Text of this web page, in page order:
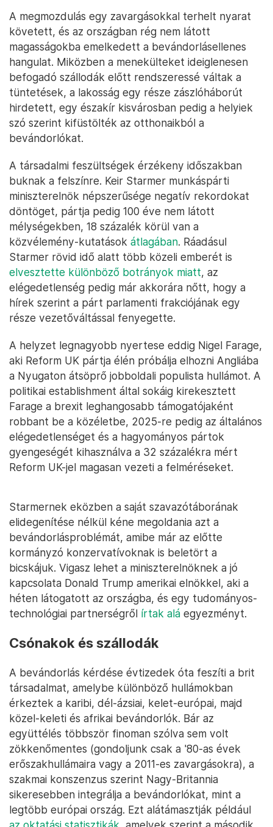
A megmozdulás egy zavargásokkal terhelt nyarat
követett, és az országban rég nem látott
magasságokba emelkedett a bevándorlásellenes
hangulat. Miközben a menekülteket ideiglenesen
befogadó szállodák előtt rendszeressé váltak a
tüntetések, a lakosság egy része zászlóháborút
hirdetett, egy északír kisvárosban pedig a helyiek
szó szerint kifüstölték az otthonaikból a
bevándorlókat.
A társadalmi feszültségek érzékeny időszakban
buknak a felszínre. Keir Starmer munkáspárti
miniszterelnök népszerűsége negatív rekordokat
döntöget, pártja pedig 100 éve nem látott
mélységekben, 18 százalék körül van a
közvélemény-kutatások átlagában. Ráadásul
Starmer rövid idő alatt több közeli emberét is
elvesztette különböző botrányok miatt, az
elégedetlenség pedig már akkorára nőtt, hogy a
hírek szerint a párt parlamenti frakciójának egy
része vezetőváltással fenyegette.
A helyzet legnagyobb nyertese eddig Nigel Farage,
aki Reform UK pártja élén próbálja elhozni Angliába
a Nyugaton átsöprő jobboldali populista hullámot. A
politikai establishment által sokáig kirekesztett
Farage a brexit leghangosabb támogatójaként
robbant be a közéletbe, 2025-re pedig az általános
elégedetlenséget és a hagyományos pártok
gyengeségét kihasználva a 32 százalékra mért
Reform UK-jel magasan vezeti a felméréseket.
Starmernek eközben a saját szavazótáborának
elidegenítése nélkül kéne megoldania azt a
bevándorlásproblémát, amibe már az előtte
kormányzó konzervatívoknak is beletört a
bicskájuk. Vigasz lehet a miniszterelnöknek a jó
kapcsolata Donald Trump amerikai elnökkel, aki a
héten látogatott az országba, és egy tudományos-
technológiai partnerségről írtak alá egyezményt.
Csónakok és szállodák
A bevándorlás kérdése évtizedek óta feszíti a brit
társadalmat, amelybe különböző hullámokban
érkeztek a karibi, dél-ázsiai, kelet-európai, majd
közel-keleti és afrikai bevándorlók. Bár az
együttélés többször finoman szólva sem volt
zökkenőmentes (gondoljunk csak a '80-as évek
erőszakhullámaira vagy a 2011-es zavargásokra), a
szakmai konszenzus szerint Nagy-Britannia
sikeresebben integrálja a bevándorlókat, mint a
legtöbb európai ország. Ezt alátámasztják például